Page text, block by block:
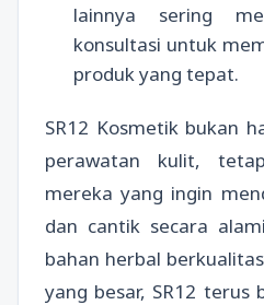
lainnya sering
konsultasi untuk
produk yang tepat.
SR12 Kosmetik bukan
perawatan kulit,
mereka yang ingin
dan cantik secara
bahan herbal
yang besar, SR12 terus